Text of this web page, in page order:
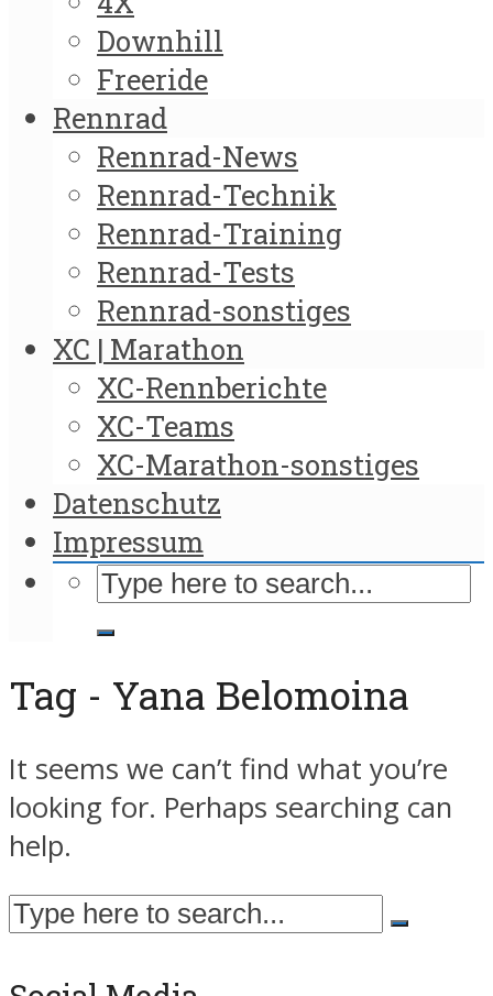
Downhill
Freeride
Rennrad
Rennrad-News
Rennrad-Technik
Rennrad-Training
Rennrad-Tests
Rennrad-sonstiges
XC | Marathon
XC-Rennberichte
XC-Teams
XC-Marathon-sonstiges
Datenschutz
Impressum
Tag - Yana Belomoina
It seems we can’t find what you’re
looking for. Perhaps searching can
help.